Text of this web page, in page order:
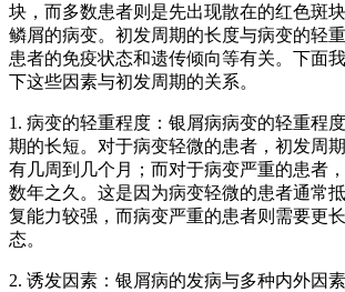
块，而多数患者则是先出现散在的红色斑
鳞屑的病变。初发周期的长度与病变的轻
患者的免疫状态和遗传倾向等有关。下面
下这些因素与初发周期的关系。
1. 病变的轻重程度：银屑病病变的轻重程
期的长短。对于病变轻微的患者，初发周
有几周到几个月；而对于病变严重的患者
数年之久。这是因为病变轻微的患者通常
复能力较强，而病变严重的患者则需要更
态。
2. 诱发因素：银屑病的发病与多种内外因